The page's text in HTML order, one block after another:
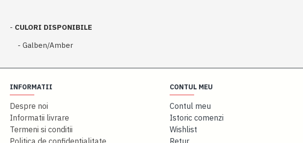
- CULORI DISPONIBILE
- Galben/Amber
INFORMATII
Despre noi
Informatii livrare
Termeni si conditii
Politica de confidentialitate
CONTUL MEU
Contul meu
Istoric comenzi
Wishlist
Retur